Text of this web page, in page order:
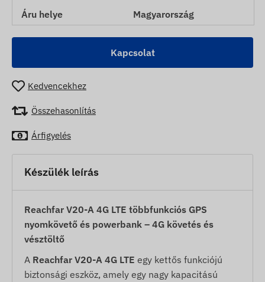
Áru helye
Magyarország
Kapcsolat
Kedvencekhez
Összehasonlítás
Árfigyelés
Készülék leírás
Reachfar V20-A 4G LTE többfunkciós GPS
nyomkövető és powerbank – 4G követés és
vésztöltő
A Reachfar V20-A 4G LTE egy kettős funkciójú
biztonsági eszköz, amely egy nagy kapacitású